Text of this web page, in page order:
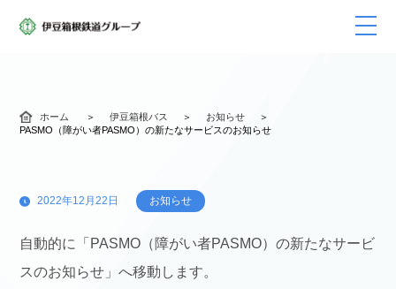
ホーム 伊豆箱根バス
お知らせ
PASMO（障がい者PASMO）の新たなサービスのお知らせ
2022年12月22日 お知らせ
自動的に「PASMO（障がい者PASMO）の新たなサービ
スのお知らせ」へ移動します。